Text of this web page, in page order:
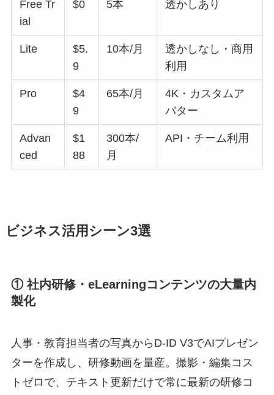
Free Tr
ial
$0 5本 透かしあり
Lite
$5.
9
10本/月
透かしなし・商用
利用
Pro
$4
9
65本/月
4K・カスタムア
バター
Advan
ced
$1
88
300本/
月
API・チーム利用
ビジネス活用シーン3選
① 社内研修・eLearningコンテンツの大量内
製化
人事・教育担当者の写真からD-ID V3でAIプレゼン
ターを作成し、研修動画を量産。撮影・編集コス
トゼロで、テキスト更新だけで常に最新の研修コ